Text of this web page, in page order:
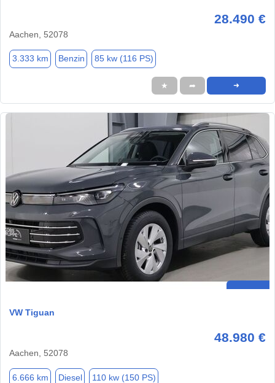
28.490 €
Aachen, 52078
3.333 km Benzin 85 kw (116 PS)
★ ➦ ➜
VW Tiguan
48.980 €
Aachen, 52078
6.666 km Diesel 110 kw (150 PS)